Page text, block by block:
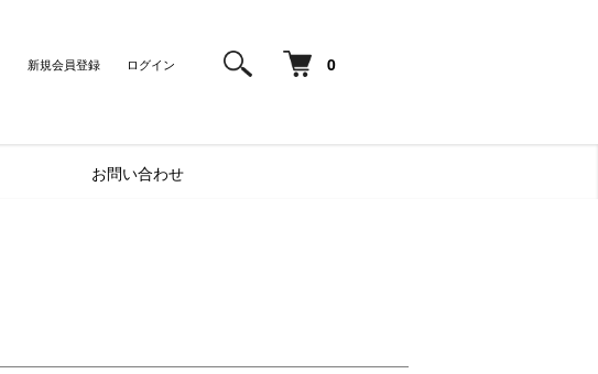
0
新規会員登録 ログイン
お問い合わせ